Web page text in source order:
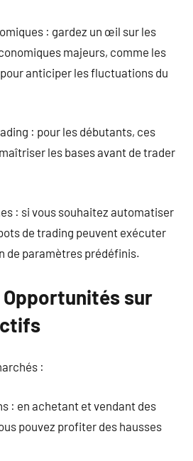
: gardez un œil sur les
majeurs, comme les
pour anticiper les fluctuations du
: pour les débutants, ces
les bases avant de trader
: si vous souhaitez automatiser
de trading peuvent exécuter
de paramètres prédéfinis.
sur
:
: en achetant et vendant des
pouvez profiter des hausses